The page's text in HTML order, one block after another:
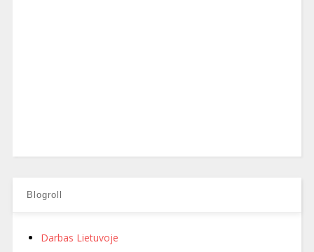
Blogroll
Darbas Lietuvoje